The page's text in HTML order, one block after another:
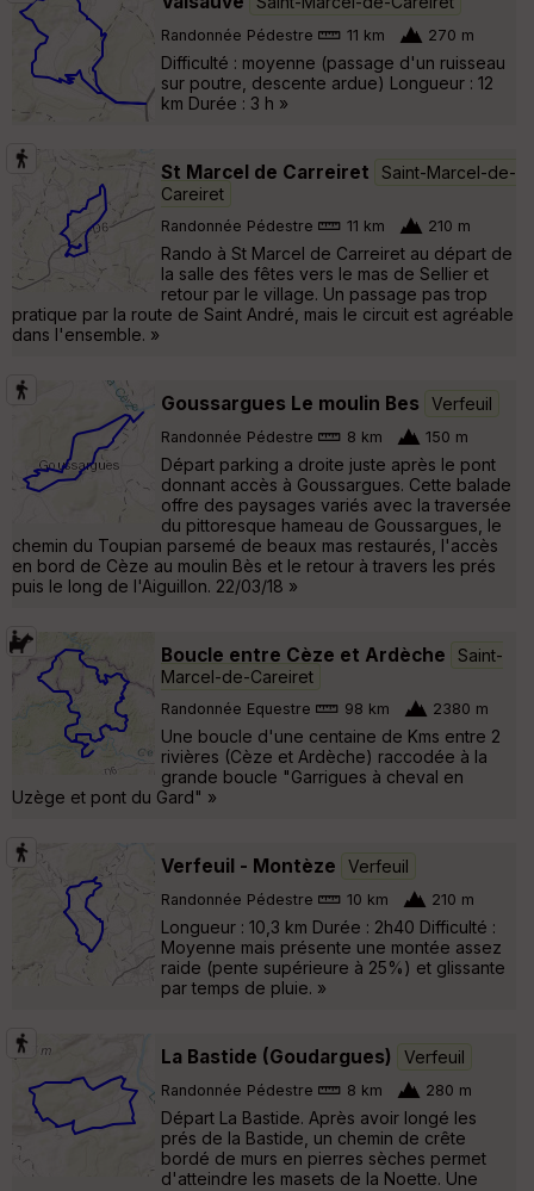
Randonnée Pédestre 11 km 270 m
Difficulté : moyenne (passage d'un ruisseau
sur poutre, descente ardue) Longueur : 12
km Durée : 3 h »
St Marcel de Carreiret
Saint-Marcel-de-
Careiret
Randonnée Pédestre 11 km 210 m
Rando à St Marcel de Carreiret au départ de
la salle des fêtes vers le mas de Sellier et
retour par le village. Un passage pas trop
pratique par la route de Saint André, mais le circuit est agréable
dans l'ensemble. »
Goussargues Le moulin Bes Verfeuil
Randonnée Pédestre 8 km 150 m
Départ parking a droite juste après le pont
donnant accès à Goussargues. Cette balade
offre des paysages variés avec la traversée
du pittoresque hameau de Goussargues, le
chemin du Toupian parsemé de beaux mas restaurés, l'accès
en bord de Cèze au moulin Bès et le retour à travers les prés
puis le long de l'Aiguillon. 22/03/18 »
Boucle entre Cèze et Ardèche
Saint-
Marcel-de-Careiret
Randonnée Equestre 98 km 2380 m
Une boucle d'une centaine de Kms entre 2
rivières (Cèze et Ardèche) raccodée à la
grande boucle "Garrigues à cheval en
Uzège et pont du Gard" »
Verfeuil - Montèze Verfeuil
Randonnée Pédestre 10 km 210 m
Longueur : 10,3 km Durée : 2h40 Difficulté :
Moyenne mais présente une montée assez
raide (pente supérieure à 25%) et glissante
par temps de pluie. »
La Bastide (Goudargues) Verfeuil
Randonnée Pédestre 8 km 280 m
Départ La Bastide. Après avoir longé les
prés de la Bastide, un chemin de crête
bordé de murs en pierres sèches permet
d'atteindre les masets de la Noette. Une